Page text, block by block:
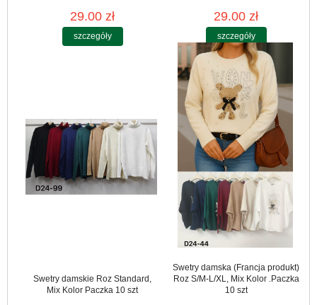
29.00 zł
szczegóły
29.00 zł
szczegóły
Swetry damskie Roz Standard,
Mix Kolor Paczka 10 szt
Swetry damska (Francja produkt)
Roz S/M-L/XL, Mix Kolor .Paczka
10 szt